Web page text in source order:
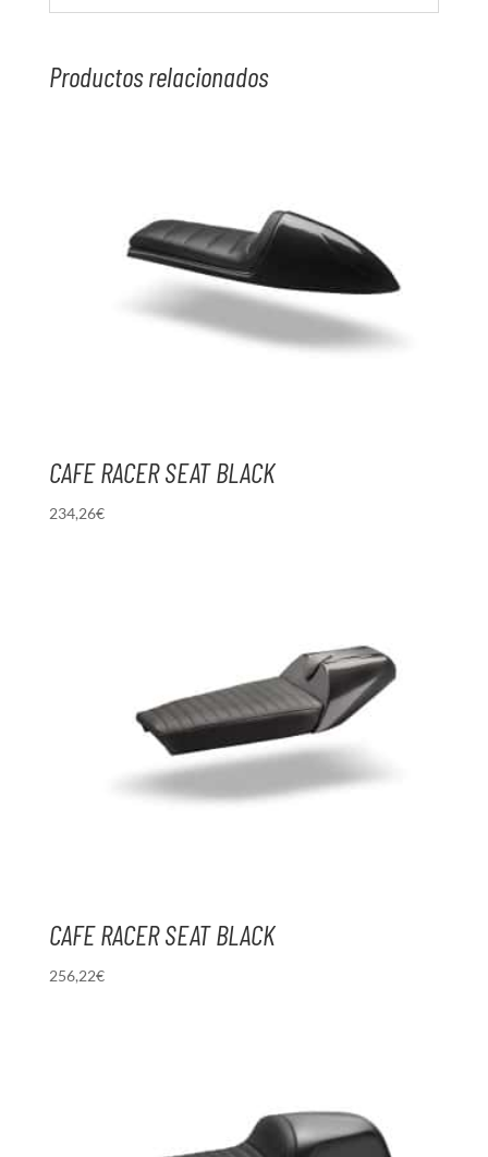
Productos relacionados
CAFE RACER SEAT BLACK
234,26€
CAFE RACER SEAT BLACK
256,22€